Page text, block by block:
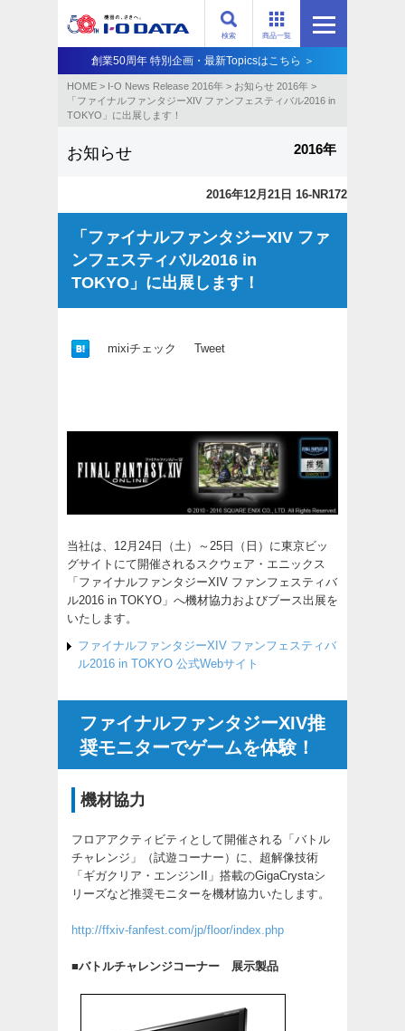
商品一覧
検索
創業50周年 特別企画・最新Topicsはこちら ＞
HOME > I-O News Release 2016年 > お知らせ 2016年 >
「ファイナルファンタジーXIV ファンフェスティバル2016 in
TOKYO」に出展します！
お知らせ 2016年
2016年12月21日 16-NR172
「ファイナルファンタジーXIV ファ
ンフェスティバル2016 in
TOKYO」に出展します！
mixiチェック Tweet
当社は、12月24日（土）～25日（日）に東京ビッ
グサイトにて開催されるスクウェア・エニックス
「ファイナルファンタジーXIV ファンフェスティバ
ル2016 in TOKYO」へ機材協力およびブース出展を
いたします。
ファイナルファンタジーXIV ファンフェスティバ
ル2016 in TOKYO 公式Webサイト
ファイナルファンタジーXIV推
奨モニターでゲームを体験！
機材協力
フロアアクティビティとして開催される「バトル
チャレンジ」（試遊コーナー）に、超解像技術
「ギガクリア・エンジンII」搭載のGigaCrystaシ
リーズなど推奨モニターを機材協力いたします。
http://ffxiv-fanfest.com/jp/floor/index.php
■バトルチャレンジコーナー 展示製品